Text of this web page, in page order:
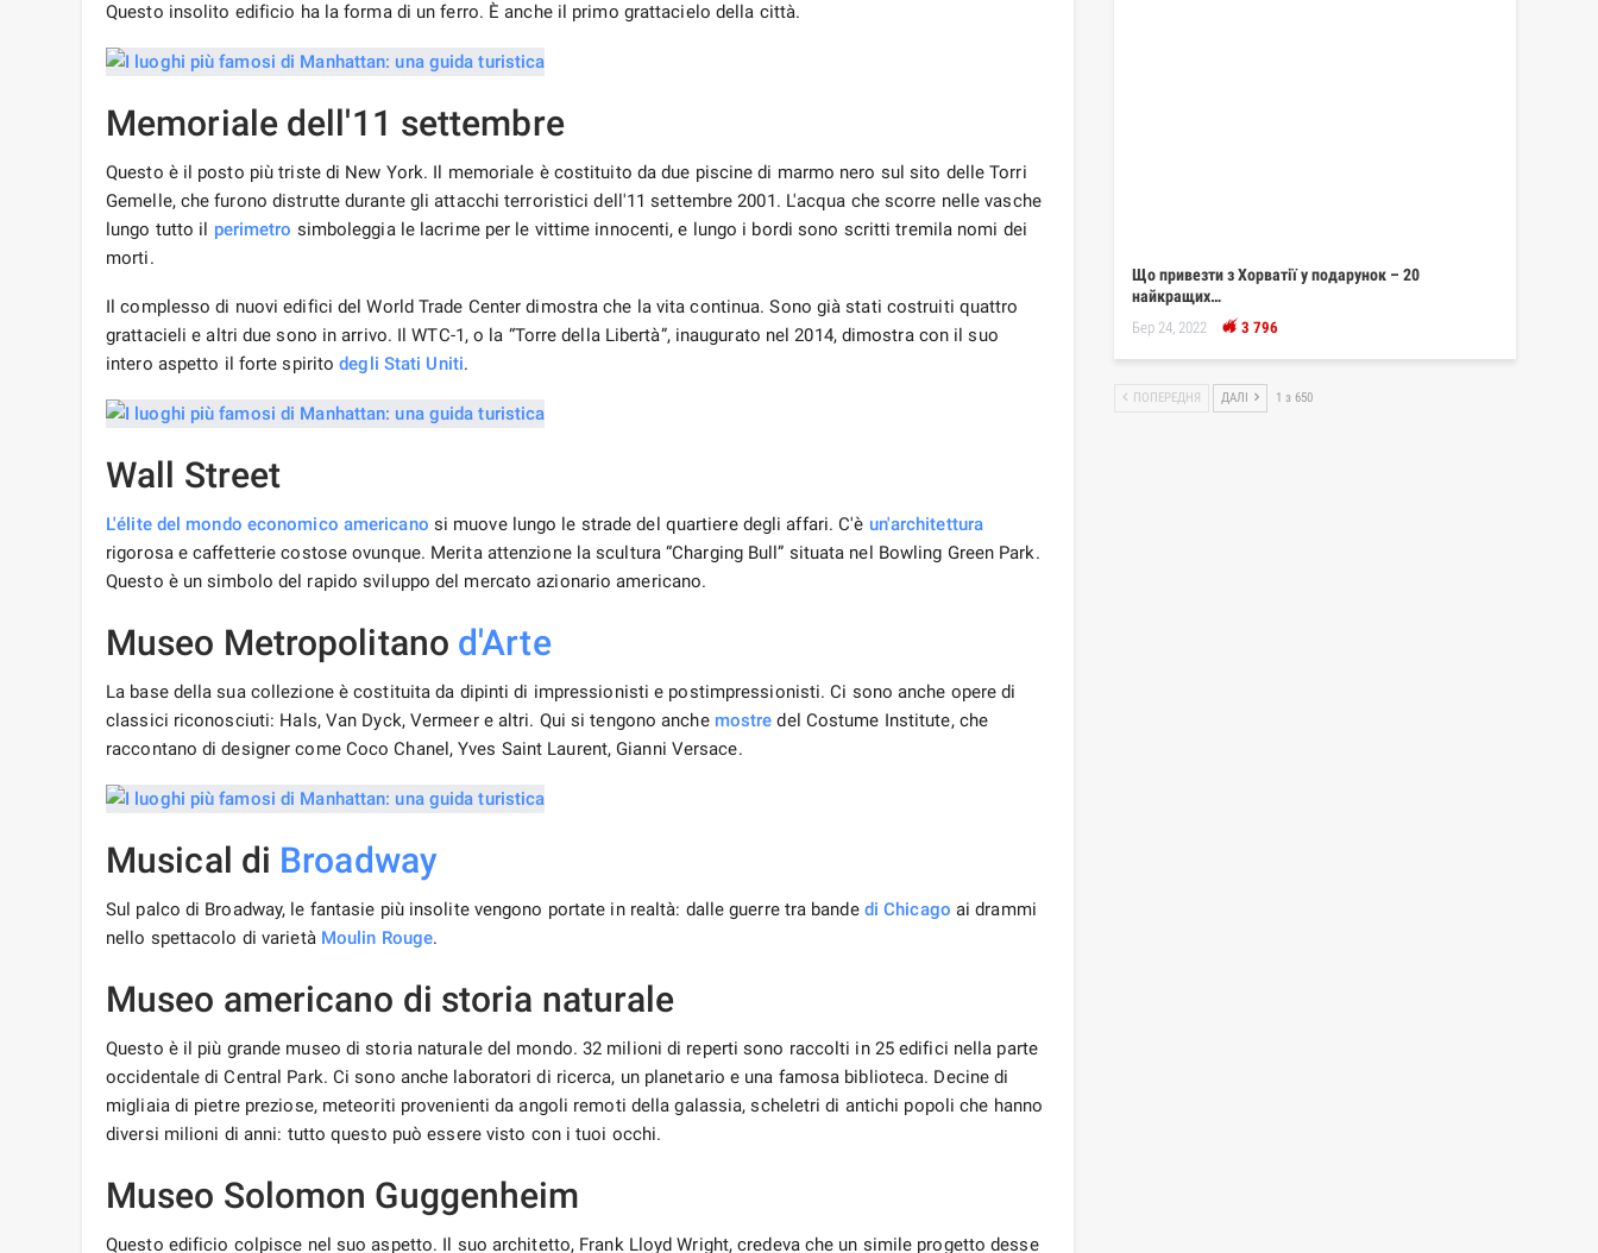
Questo insolito edificio ha la forma di un ferro. È anche il primo grattacielo della città.
Memoriale dell'11 settembre
Questo è il posto più triste di New York. Il memoriale è costituito da due piscine di marmo nero sul sito delle Torri
Gemelle, che furono distrutte durante gli attacchi terroristici dell'11 settembre 2001. L'acqua che scorre nelle vasche
lungo tutto il perimetro simboleggia le lacrime per le vittime innocenti, e lungo i bordi sono scritti tremila nomi dei
morti.
Il complesso di nuovi edifici del World Trade Center dimostra che la vita continua. Sono già stati costruiti quattro
grattacieli e altri due sono in arrivo. Il WTC-1, o la “Torre della Libertà”, inaugurato nel 2014, dimostra con il suo
intero aspetto il forte spiritodegli Stati Uniti.
Wall Street
L'élite del mondo economico americano si muove lungo le strade del quartiere degli affari. C'è un'architettura
rigorosa e caffetterie costose ovunque. Merita attenzione la scultura “Charging Bull” situata nel Bowling Green Park.
Questo è un simbolo del rapido sviluppo del mercato azionario americano.
Museo Metropolitano d'Arte
La base della sua collezione è costituita da dipinti di impressionisti e postimpressionisti. Ci sono anche opere di
classici riconosciuti: Hals, Van Dyck, Vermeer e altri. Qui si tengono anche mostre del Costume Institute, che
raccontano di designer come Coco Chanel, Yves Saint Laurent, Gianni Versace.
Musical di Broadway
Sul palco di Broadway, le fantasie più insolite vengono portate in realtà: dalle guerre tra bande di Chicago ai drammi
nello spettacolo di varietà Moulin Rouge.
Museo americano di storia naturale
Questo è il più grande museo di storia naturale del mondo. 32 milioni di reperti sono raccolti in 25 edifici nella parte
occidentale di Central Park. Ci sono anche laboratori di ricerca, un planetario e una famosa biblioteca. Decine di
migliaia di pietre preziose, meteoriti provenienti da angoli remoti della galassia, scheletri di antichi popoli che hanno
diversi milioni di anni: tutto questo può essere visto con i tuoi occhi.
Museo Solomon Guggenheim
Questo edificio colpisce nel suo aspetto. Il suo architetto, Frank Lloyd Wright, credeva che un simile progetto desse
Що привезти з Хорватії у подарунок – 20
найкращих…
Бер 24, 2022 3 796
ПОПЕРЕДНЯ ДАЛІ 1 з 650